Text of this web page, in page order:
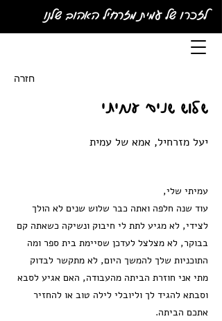
לזכרו של עמית מזרחיל האהוב שלנו
חזרה
שלוש שנים עמיתי
יעל מזרחיל, אמא של עמית
עמיתי שלי,
עוד שנה חלפה ואתה כבר שלוש שנים לא הולך
לצידי, לא מגיע לתת לי חיבוק ונשיקה כשאתה קם
בבוקר, לא מצלצל לעדכן שסיימת בית ספר ומה
התוכניות שלך להמשך היום, לא מתקשר לבדוק
מתי אני חוזרת הביתה מהעבודה, האם אגיע לסבא
וסבתא להגיד לך וליובלי לילה טוב או להחזיר
אתכם הביתה.